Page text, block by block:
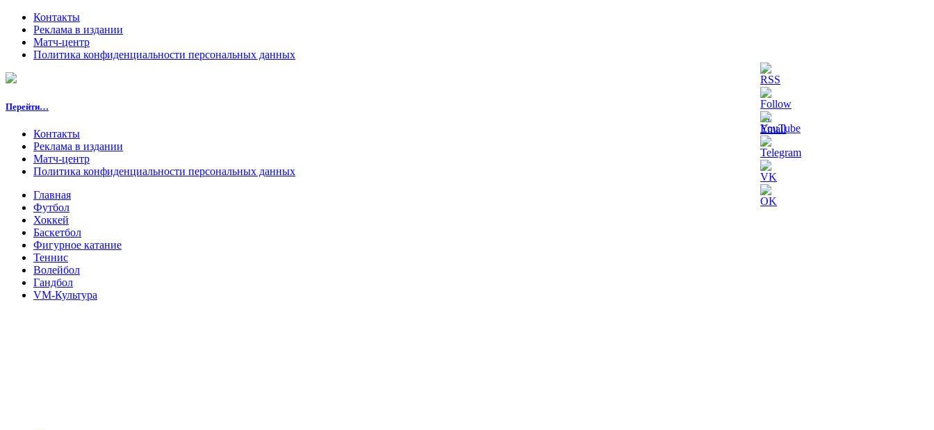
Контакты
Реклама в издании
Матч-центр
Политика конфиденциальности персональных данных
Перейти…
Контакты
Реклама в издании
Матч-центр
Политика конфиденциальности персональных данных
Главная
Футбол
Хоккей
Баскетбол
Фигурное катание
Теннис
Волейбол
Гандбол
VM-Культура